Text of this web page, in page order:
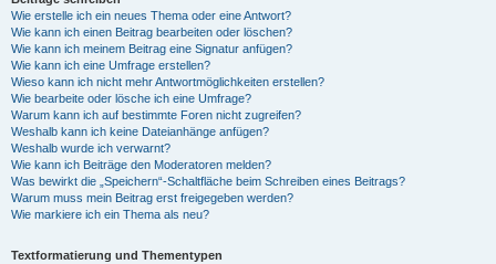
Wie erstelle ich ein neues Thema oder eine Antwort?
Wie kann ich einen Beitrag bearbeiten oder löschen?
Wie kann ich meinem Beitrag eine Signatur anfügen?
Wie kann ich eine Umfrage erstellen?
Wieso kann ich nicht mehr Antwortmöglichkeiten erstellen?
Wie bearbeite oder lösche ich eine Umfrage?
Warum kann ich auf bestimmte Foren nicht zugreifen?
Weshalb kann ich keine Dateianhänge anfügen?
Weshalb wurde ich verwarnt?
Wie kann ich Beiträge den Moderatoren melden?
Was bewirkt die „Speichern“-Schaltfläche beim Schreiben eines Beitrags?
Warum muss mein Beitrag erst freigegeben werden?
Wie markiere ich ein Thema als neu?
Textformatierung und Thementypen